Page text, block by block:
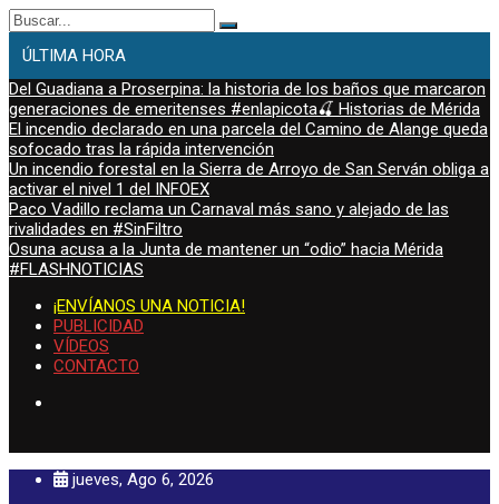
Buscar:
ÚLTIMA HORA
Del Guadiana a Proserpina: la historia de los baños que marcaron
generaciones de emeritenses #enlapicota🍒 Historias de Mérida
El incendio declarado en una parcela del Camino de Alange queda
sofocado tras la rápida intervención
Un incendio forestal en la Sierra de Arroyo de San Serván obliga a
activar el nivel 1 del INFOEX
Paco Vadillo reclama un Carnaval más sano y alejado de las
rivalidades en #SinFiltro
Osuna acusa a la Junta de mantener un “odio” hacia Mérida
#FLASHNOTICIAS
¡ENVÍANOS UNA NOTICIA!
PUBLICIDAD
VÍDEOS
CONTACTO
jueves, Ago 6, 2026